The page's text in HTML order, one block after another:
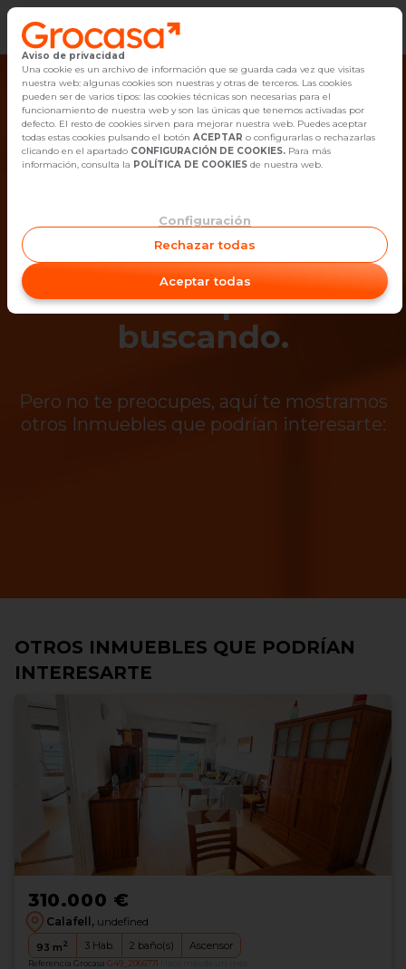
Vender
Buscar Inmuebles
Alquiler
Empleo
Oficinas
Contacto
¡Ups! Ya no está
disponible el
inmueble que estás
buscando.
Pero no te preocupes, aquí te mostramos
otros Inmuebles que podrían interesarte:
OTROS INMUEBLES QUE PODRÍAN
INTERESARTE
310.000 €
Calafell, undefined
93 m2 3 Hab. 2 baño(s) Ascensor
Referencia Grocasa G49_2066771
Aviso de privacidad
Una cookie es un archivo de información que se guarda cada vez que visitas
nuestra web: algunas cookies son nuestras y otras de terceros. Las cookies
pueden ser de varios tipos: las cookies técnicas son necesarias para el
funcionamiento de nuestra web y son las únicas que tenemos activadas por
defecto. El resto de cookies sirven para mejorar nuestra web. Puedes aceptar
todas estas cookies pulsando el botón ACEPTAR o configurarlas o rechazarlas
clicando en el apartado CONFIGURACIÓN DE COOKIES. Para más
información, consulta la POLÍTICA DE COOKIES de nuestra web.
Configuración
Rechazar todas
Aceptar todas